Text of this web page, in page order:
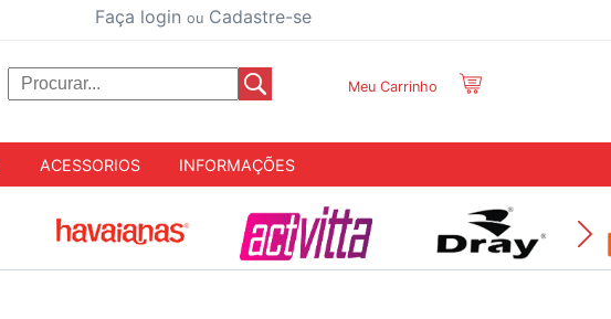
Faça login ou Cadastre-se
Meu Carrinho
ACESSORIOS INFORMAÇÕES